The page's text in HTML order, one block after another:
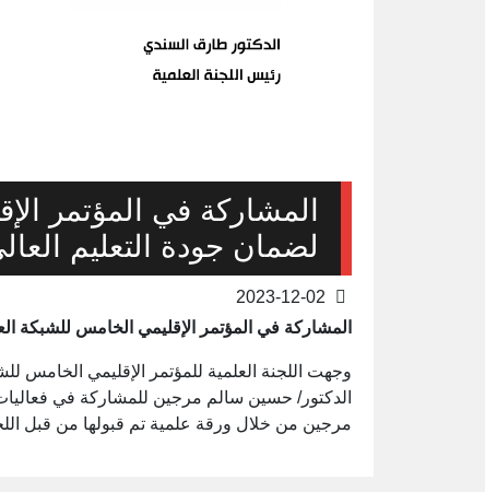
المشاركة في المؤتمر
لضمان جودة التعليم
المشاركة في المؤتمر الإقليمي الخامس للشبكة
وجهت اللجنة العلمية للمؤتمر الإقليمي الخامس
الدكتور/ حسين سالم مرجين للمشاركة في
مرجين من خلال ورقة علمية تم قبولها من قبل